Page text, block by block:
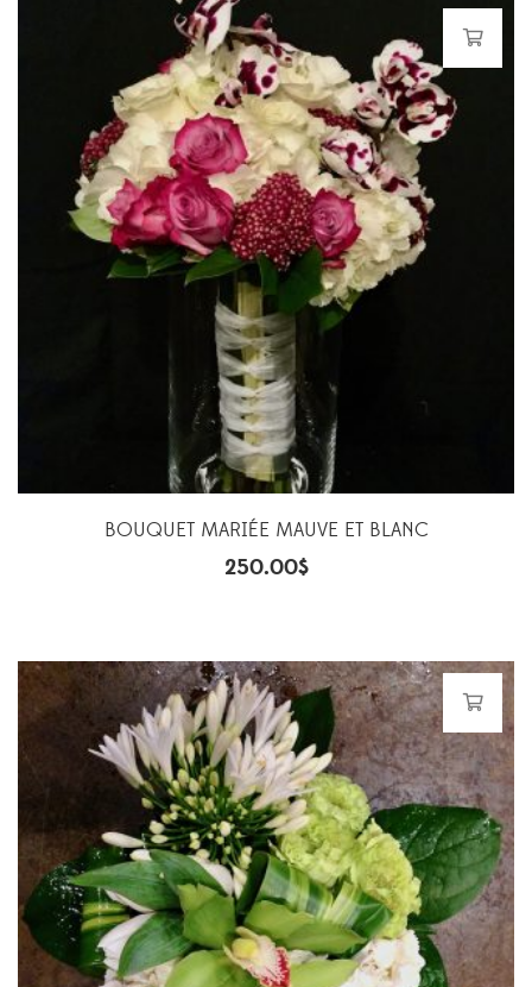
BOUQUET MARIÉE MAUVE ET BLANC
250.00$